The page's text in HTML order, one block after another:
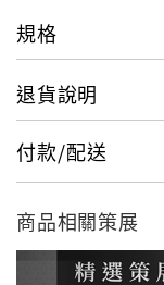
規格
退貨說明
付款/配送
商品相關策展